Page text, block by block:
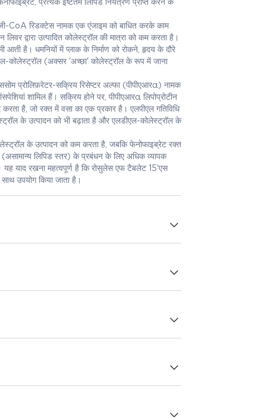
प्रत्येक इष्टतम लिपिड नियंत्रण प्राप्त करने के
CoA रिडक्टेस नामक एक एंजाइम को बाधित करके काम
द्वारा उत्पादित कोलेस्ट्रॉल की मात्रा को कम करता है।
है। धमनियों में प्लाक के निर्माण को रोकने, हृदय के दौरे
कोलेस्ट्रॉल (अक्सर 'अच्छा' कोलेस्ट्रॉल के रूप में जाना
प्रोलिफ़रेटर-सक्रिय रिसेप्टर अल्फा (पीपीएआरα) नामक
शामिल हैं। सक्रिय होने पर, पीपीएआरα लिपोप्रोटीन
है, जो रक्त में वसा का एक प्रकार है। एलपीएल गतिविधि
के उत्पादन को भी बढ़ाता है और एलडीएल-कोलेस्ट्रॉल के
के उत्पादन को कम करता है, जबकि फेनोफाइब्रेट रक्त
लिपिड स्तर) के प्रबंधन के लिए अधिक व्यापक
याद रखना महत्वपूर्ण है कि रोसुलेस एफ टैबलेट 15'एस
उपयोग किया जाता है।